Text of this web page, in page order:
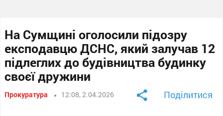
На Сумщині оголосили підозру
експодавцю ДСНС, який залучав 12
підлеглих до будівництва будинку
своєї дружини
Прокуратура 12:08, 2.04.2026 Поділитися